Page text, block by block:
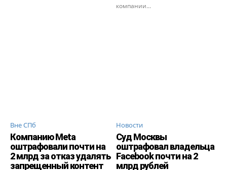
компании...
Вне СПб
Компанию Meta
оштрафовали почти на
2 млрд за отказ удалять
запрещенный контент
Новости
Суд Москвы
оштрафовал владельца
Facebook почти на 2
млрд рублей